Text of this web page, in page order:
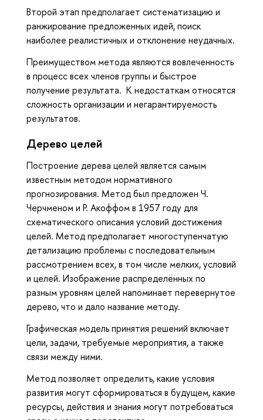
Второй этап предполагает систематизацию и
ранжирование предложенных идей, поиск
наиболее реалистичных и отклонение неудачных.
Преимуществом метода являются вовлеченность
в процесс всех членов группы и быстрое
получение результата. К недостаткам относятся
сложность организации и негарантируемость
результатов.
Дерево целей
Построение дерева целей является самым
известным методом нормативного
прогнозирования. Метод был предложен Ч.
Черчменом и Р. Акоффом в 1957 году для
схематического описания условий достижения
целей. Метод предполагает многоступенчатую
детализацию проблемы с последовательным
рассмотрением всех, в том числе мелких, условий
и целей. Изображение распределённых по
разным уровням целей напоминает перевернутое
дерево, что и дало название методу.
Графическая модель принятия решений включает
цели, задачи, требуемые мероприятия, а также
связи между ними.
Метод позволяет определить, какие условия
развития могут сформироваться в будущем, какие
ресурсы, действия и знания могут потребоваться